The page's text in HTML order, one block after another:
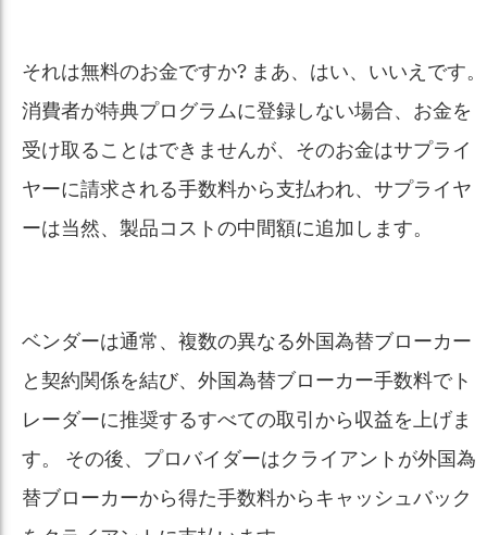
それは無料のお金ですか? まあ、はい、いいえです。
消費者が特典プログラムに登録しない場合、お金を
受け取ることはできませんが、そのお金はサプライ
ヤーに請求される手数料から支払われ、サプライヤ
ーは当然、製品コストの中間額に追加します。
ベンダーは通常、複数の異なる外国為替ブローカー
と契約関係を結び、外国為替ブローカー手数料でト
レーダーに推奨するすべての取引から収益を上げま
す。 その後、プロバイダーはクライアントが外国為
替ブローカーから得た手数料からキャッシュバック